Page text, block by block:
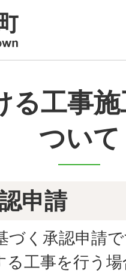
る工事
ついて
申請
づく承認申請
る工事を行う